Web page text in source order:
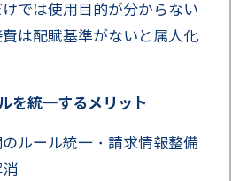
では使用目的が分からない
は配賦基準がないと属人化
を統一するメリット
のルール統一・請求情報整備